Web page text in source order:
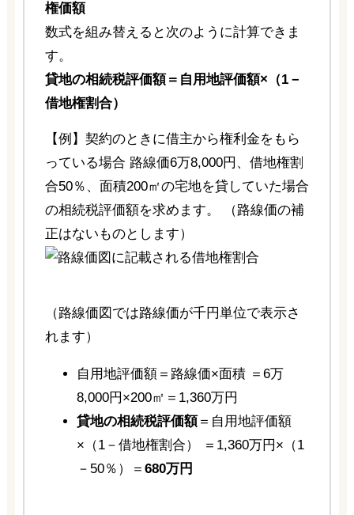
権価額
数式を組み替えると次のように計算できま
す。
貸地の相続税評価額＝自用地評価額×（1－
借地権割合）
【例】契約のときに借主から権利金をもら
っている場合 路線価6万8,000円、借地権割
合50％、面積200㎡の宅地を貸していた場合
の相続税評価額を求めます。 （路線価の補
正はないものとします）
（路線価図では路線価が千円単位で表示さ
れます）
自用地評価額＝路線価×面積 ＝6万
8,000円×200㎡＝1,360万円
貸地の相続税評価額＝自用地評価額
×（1－借地権割合） ＝1,360万円×（1
－50％）＝ 680万円